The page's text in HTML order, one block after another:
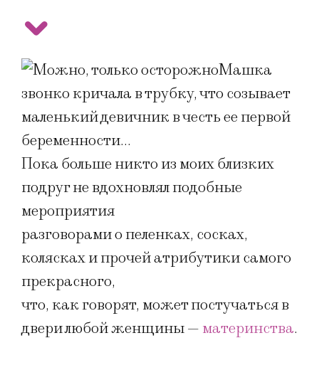
Машка
звонко кричала в трубку, что созывает
маленький девичник в честь ее первой
беременности…
Пока больше никто из моих близких
подруг не вдохновлял подобные
мероприятия
разговорами о пеленках, сосках,
колясках и прочей атрибутики самого
прекрасного,
что, как говорят, может постучаться в
двери любой женщины — материнства.